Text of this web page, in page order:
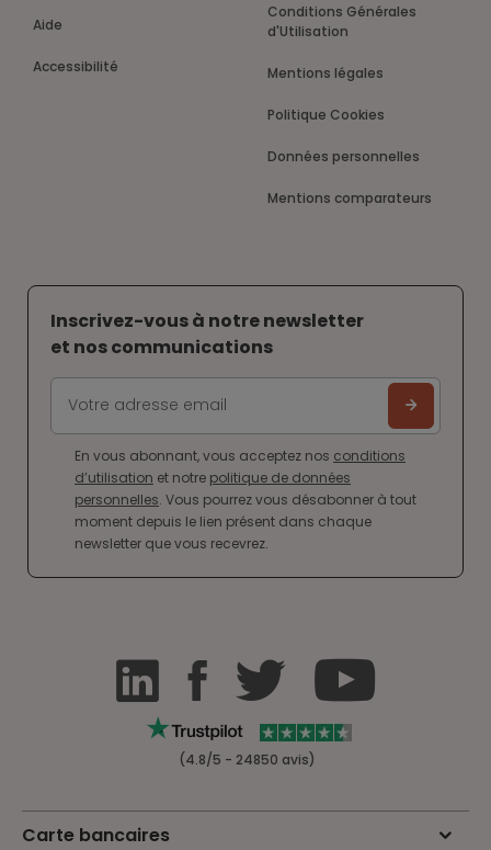
Aide
Accessibilité
Conditions Générales
d'Utilisation
Mentions légales
Politique Cookies
Données personnelles
Mentions comparateurs
Inscrivez-vous à notre newsletter
et nos communications
En vous abonnant, vous acceptez nos conditions
d’utilisation et notre politique de données
personnelles. Vous pourrez vous désabonner à tout
moment depuis le lien présent dans chaque
newsletter que vous recevrez.
(4.8/5 - 24850 avis)
Carte bancaires